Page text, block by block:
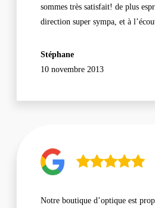
sommes très satisfait! de plus
direction super sympa, et à
Stéphane
10 novembre 2013
Notre boutique d’optique est